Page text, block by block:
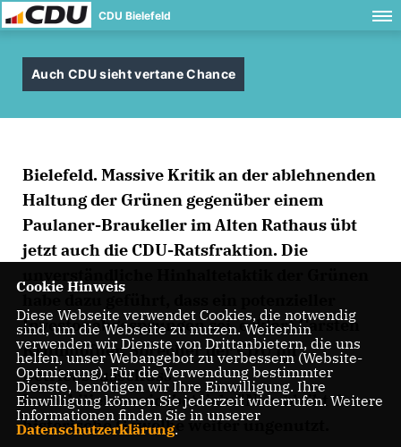
CDU Bielefeld
Auch CDU sieht vertane Chance
Bielefeld. Massive Kritik an der ablehnenden
Haltung der Grünen gegenüber einem
Paulaner-Braukeller im Alten Rathaus übt
jetzt auch die CDU-Ratsfraktion. Die
Investor abgesprungen sei, erklärt Carsten
Krumhöfner, Sprecher der CDU im
Betriebsausschuss
Immobilienservicebetrieb: "Nun bleibt das
historische Gewölbe weiter ungenutzt.
Cookie Hinweis
Diese Webseite verwendet Cookies, die notwendig
sind, um die Webseite zu nutzen. Weiterhin
verwenden wir Dienste von Drittanbietern, die uns
helfen, unser Webangebot zu verbessern (Website-
Optmierung). Für die Verwendung bestimmter
Dienste, benötigen wir Ihre Einwilligung. Ihre
Einwilligung können Sie jederzeit widerrufen. Weitere
Informationen finden Sie in unserer
Datenschutzerklärung.